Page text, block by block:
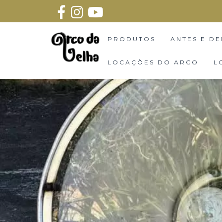
PRODUTOS ANTES E
LOCAÇÕES DO ARCO